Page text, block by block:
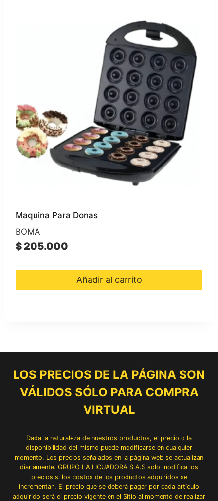
Maquina Para Donas
BOMA
$205.000
Añadir al carrito
LOS PRECIOS DE LA PÁGINA SON
VÁLIDOS SÓLO PARA COMPRA
VIRTUAL
Dada la naturaleza de nuestros productos, el precio o la
disponibilidad del mismo puede modificarse en cualquier
momento. Los precios señalados en la página web se actualizan
diariamente. GRUPO LA LICUADORA S.A.S solo modifica los
precios si los costos de los productos adquiridos se
incrementan. El precio que se deberá pagar por cada artículo
adquirido será el precio vigente en el Sitio al momento de realizar